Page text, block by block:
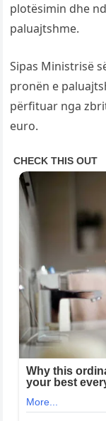
plotësimin dhe
paluajtshme.
Sipas Ministrisë
pronën e
përfituar nga
euro.